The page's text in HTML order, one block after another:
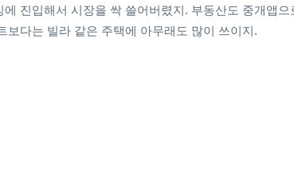
진입해서 시장을 싹 쓸어버렸지. 부동산도 중개앱
보다는 빌라 같은 주택에 아무래도 많이 쓰이지.